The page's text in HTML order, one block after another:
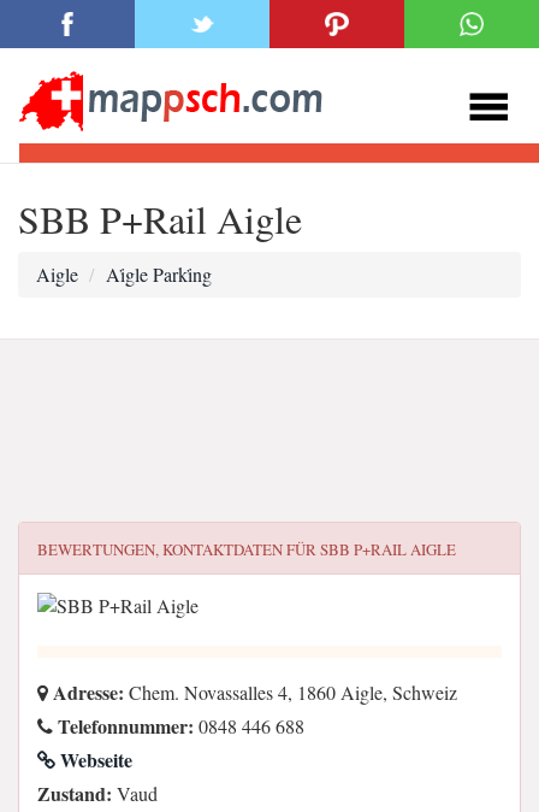
SBB P+Rail Aigle
Aigle Ai̇gle Parki̇ng
BEWERTUNGEN, KONTAKTDATEN FÜRSBB P+RAIL AIGLE
Adresse: Chem. Novassalles 4, 1860 Aigle, Schweiz
Telefonnummer: 0848 446 688
Webseite
Zustand: Vaud